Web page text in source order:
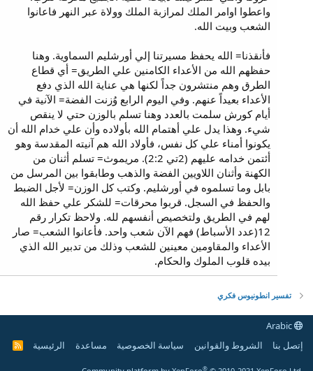
واعطوا اوامر الملك لمرازبة الملك وولاة عبر النهر فاعانوا
الشعب وبيت الله.
فأنقذنا= الله يحفظ مسيرتنا إلي أورشليم السماوية. وهنا
حفظهم الله من الأعداء الكامنين علي الطريق= أي قطاع
الطرق وهم منتشرون جداً لكنها هي عناية الله الذي دفع
الأعداء بعيداً عنهم. وفي اليوم الرابع وُزنت الفضة= الآنية في
أيام كورش سلمت بالعدد وهنا تسلم بالوزن حتي لا ينقص
شيء. وهذا يدل علي أهتمام الله بأولاده وأن علي خدام الله أن
يكونوا أمناء علي كل نفس، فأولاد الله هم آنيته المقدسة وهو
أئتمن خدامه عليهم (2تي 2:2). مريموث= تسلم أثنان من
الكهنة وأثنان اللاويين الفضة والذهب وطابقوا بين المرسل من
بابل وما تسلموه في أورشليم. وكتب كل الوزن= لأجل الضبط
والحفظ في السجل. قربوا محرقات= للشكر علي حفظ الله
لهم في الطريق ولتخصيص أنفسهم لله. ولاحظ تكرار رقم
12(عدد الأسباط) فهم الآن شعب واحد. فأعانوا الشعب= صار
الأعداء والمقاومين معينين للشعب وذلك من تدبير الله الذي
بيده قلوب الملوك والحكام.
تفسير انطونيوس فكري
إتصل بنا
الشروط والقوانين سياسة الخصوصية مساعدة الرئيسية
R
®